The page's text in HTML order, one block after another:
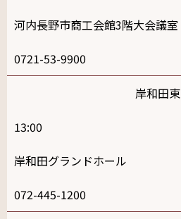
河内長野市商工会館3階大会議室
0721-53-9900
岸和田東
13:00
岸和田グランドホール
072-445-1200